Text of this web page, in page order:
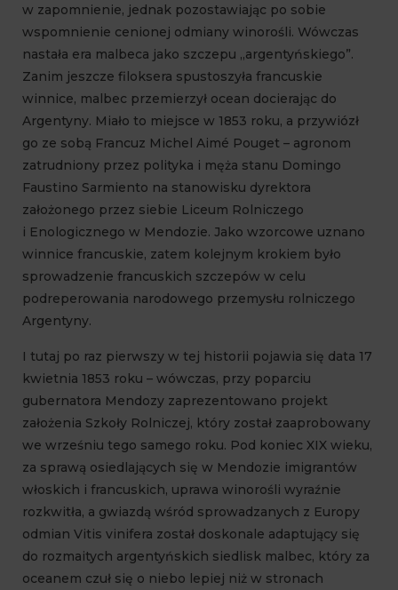
w zapomnienie, jednak pozostawiając po sobie
wspomnienie cenionej odmiany winorośli. Wówczas
nastała era malbeca jako szczepu „argentyńskiego”.
Zanim jeszcze filoksera spustoszyła francuskie
winnice, malbec przemierzył ocean docierając do
Argentyny. Miało to miejsce w 1853 roku, a przywiózł
go ze sobą Francuz Michel Aimé Pouget – agronom
zatrudniony przez polityka i męża stanu Domingo
Faustino Sarmiento na stanowisku dyrektora
założonego przez siebie Liceum Rolniczego
i Enologicznego w Mendozie. Jako wzorcowe uznano
winnice francuskie, zatem kolejnym krokiem było
sprowadzenie francuskich szczepów w celu
podreperowania narodowego przemysłu rolniczego
Argentyny.
I tutaj po raz pierwszy w tej historii pojawia się data 17
kwietnia 1853 roku – wówczas, przy poparciu
gubernatora Mendozy zaprezentowano projekt
założenia Szkoły Rolniczej, który został zaaprobowany
we wrześniu tego samego roku. Pod koniec XIX wieku,
za sprawą osiedlających się w Mendozie imigrantów
włoskich i francuskich, uprawa winorośli wyraźnie
rozkwitła, a gwiazdą wśród sprowadzanych z Europy
odmian Vitis vinifera został doskonale adaptujący się
do rozmaitych argentyńskich siedlisk malbec, który za
oceanem czuł się o niebo lepiej niż w stronach